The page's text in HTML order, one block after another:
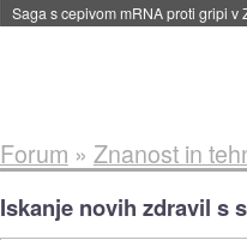
BMW v vozilih začel predvajati
Forum » Znanost in
Iskanje novih zdravil s